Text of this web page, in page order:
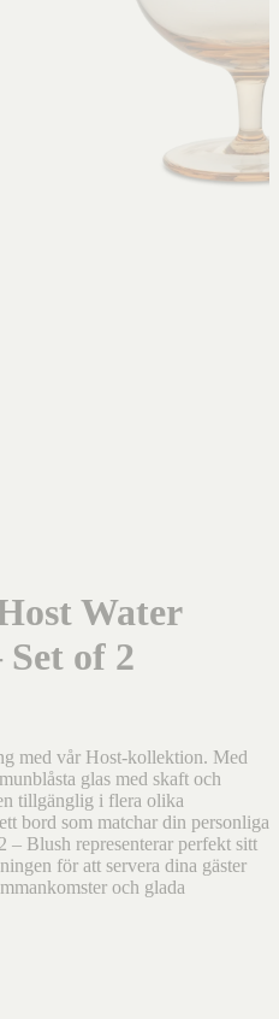
Water
Set of 2
med vår Host-kollektion. Med
glas med skaft och
tillgänglig i flera olika
bord som matchar din personliga
– Blush representerar perfekt sitt
för att servera dina gäster
och glada